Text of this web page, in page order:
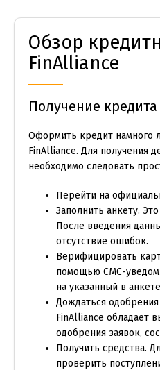
Обзор
FinAlliance
Получение
Оформить кредит намного
FinAlliance. Для получения
необходимо следовать
Перейти на
Заполнить анкету.
После введения
отсутствие ошибок.
Верифицировать
помощью СМС-
на указанный в
Дождаться
FinAlliance обладает
одобрения заявок,
Получить средства.
проверить